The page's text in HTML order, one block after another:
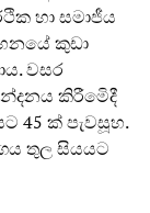
හා සමාජීය
කුඩා
වසර
කිරීමෙිදී
45 ක් පැවසූහ.
තුල සියයට